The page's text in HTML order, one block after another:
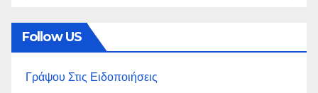
Follow US
Γράψου Στις Ειδοποιήσεις